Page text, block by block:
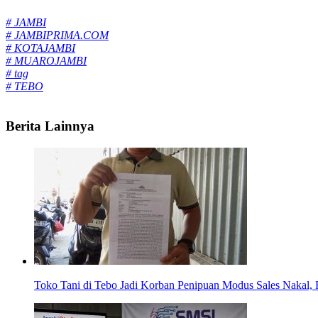
# JAMBI
# JAMBIPRIMA.COM
# KOTAJAMBI
# MUAROJAMBI
# tag
# TEBO
Berita Lainnya
Toko Tani di Tebo Jadi Korban Penipuan Modus Sales Nakal,